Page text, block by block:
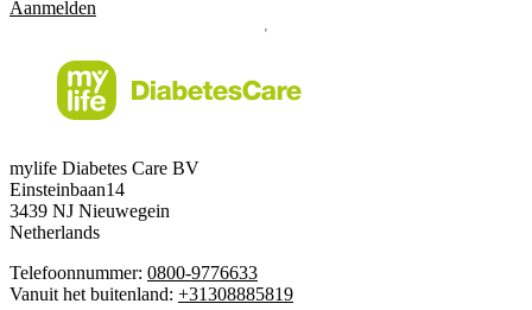
Aanmelden
mylife Diabetes Care BV
Einsteinbaan14
3439 NJ Nieuwegein
Netherlands
Telefoonnummer: 0800-9776633
Vanuit het buitenland: +31308885819